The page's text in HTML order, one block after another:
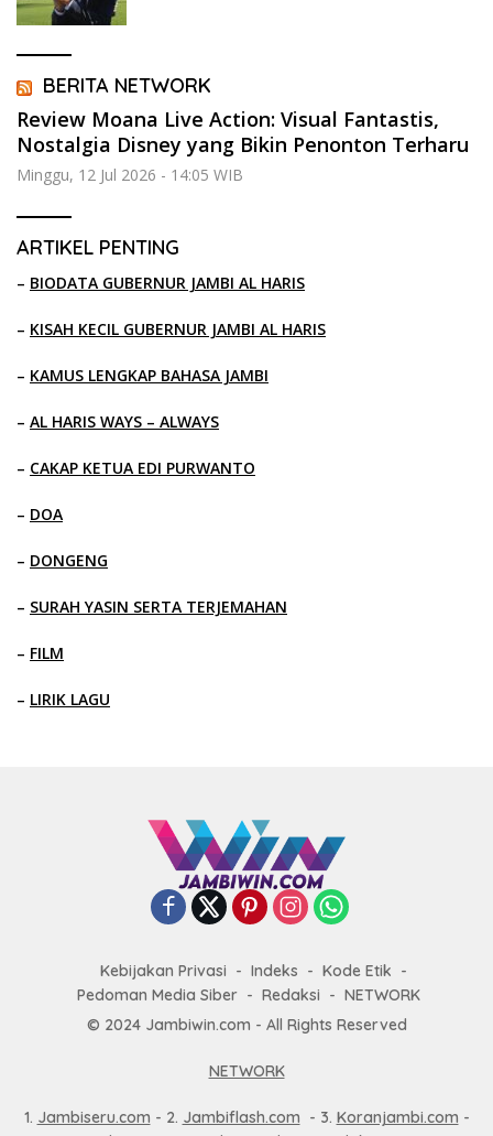
BERITA NETWORK
Review Moana Live Action: Visual Fantastis,
Nostalgia Disney yang Bikin Penonton Terharu
Minggu, 12 Jul 2026 - 14:05 WIB
ARTIKEL PENTING
– BIODATA GUBERNUR JAMBI AL HARIS
– KISAH KECIL GUBERNUR JAMBI AL HARIS
– KAMUS LENGKAP BAHASA JAMBI
– AL HARIS WAYS – ALWAYS
– CAKAP KETUA EDI PURWANTO
– DOA
– DONGENG
– SURAH YASIN SERTA TERJEMAHAN
– FILM
– LIRIK LAGU
Kebijakan Privasi Indeks
Kode Etik
Pedoman Media Siber
Redaksi
NETWORK
© 2024 Jambiwin.com - All Rights Reserved
NETWORK
1. Jambiseru.com - 2. Jambiflash.com - 3. Koranjambi.com -